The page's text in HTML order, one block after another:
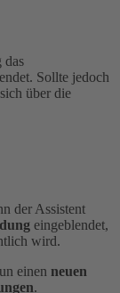
das
Sollte jedoch
über die
der Assistent
eingeblendet,
wird.
einen neuen
.